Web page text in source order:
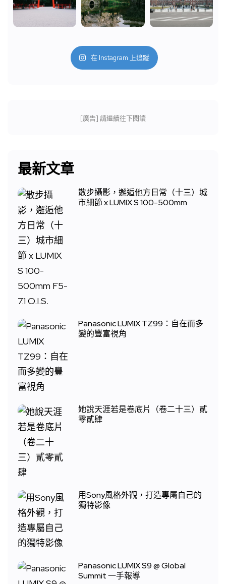
在 Instagram 上追蹤
[廣告] 請繼續往下閱讀
最新文章
散步攝影，邂逅他方日常（十三）城
市細節 x LUMIX S 100-500mm
Panasonic LUMIX TZ99：自在而多
變的豐富視角
她說天涯若是卷底片（卷二十三）貳
零貳肆
用Sony風格外觀，打造專屬自己的
獨特影像
Panasonic LUMIX S9 @ Global
Summit 一手報導